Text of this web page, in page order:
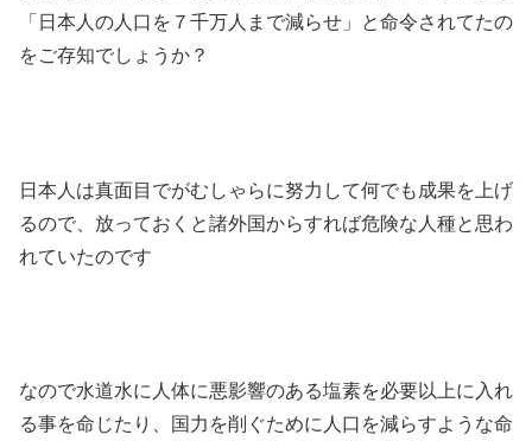
「日本人の人口を７千万人まで減らせ」と命令されてたの
をご存知でしょうか？
日本人は真面目でがむしゃらに努力して何でも成果を上げ
るので、放っておくと諸外国からすれば危険な人種と思わ
れていたのです
なので水道水に人体に悪影響のある塩素を必要以上に入れ
る事を命じたり、国力を削ぐために人口を減らすような命